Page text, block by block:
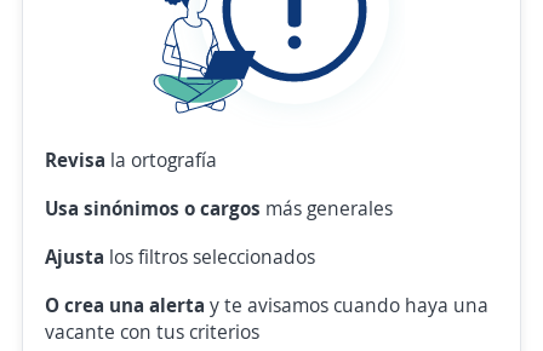
Revisa la ortografía
Usa sinónimos o cargos más generales
Ajusta los filtros seleccionados
O crea una alerta y te avisamos cuando haya una
vacante con tus criterios